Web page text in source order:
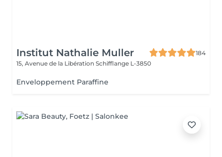
Institut Nathalie Muller
184
15, Avenue de la Libération Schifflange L-3850
Enveloppement Paraffine